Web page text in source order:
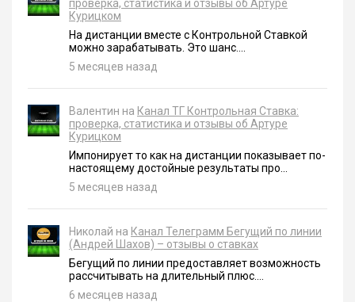
проверка, статистика и отзывы об Артуре
Курицком
На дистанции вместе с Контрольной Ставкой
можно зарабатывать. Это шанс....
5 месяцев назад
Валентин на Канал ТГ Контрольная Ставка:
проверка, статистика и отзывы об Артуре
Курицком
Импонирует то как на дистанции показывает по-
настоящему достойные результаты про...
5 месяцев назад
Николай на Канал Телеграмм Бегущий по линии
(Андрей Шахов) – отзывы о ставках
Бегущий по линии предоставляет возможность
рассчитывать на длительный плюс....
6 месяцев назад